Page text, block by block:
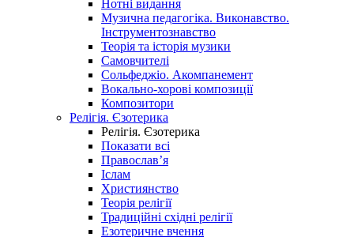
Нотні видання
Музична педагогіка. Виконавство.
Інструментознавство
Теорія та історія музики
Самовчителі
Сольфеджіо. Акомпанемент
Вокально-хорові композиції
Композитори
Релігія. Єзотерика
Релігія. Єзотерика
Показати всі
Православ’я
Іслам
Християнство
Теорія релігії
Традиційні східні релігії
Езотеричне вчення